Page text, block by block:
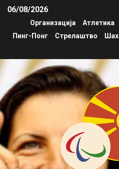
06/08/2026
Организација Атлетика
Пинг-Понг
Стрелаштво Шах